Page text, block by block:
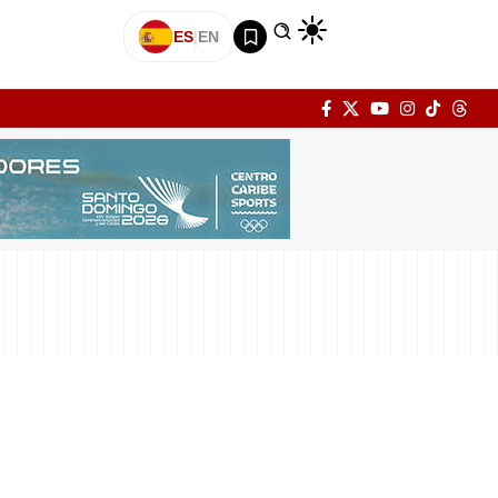
ES|EN